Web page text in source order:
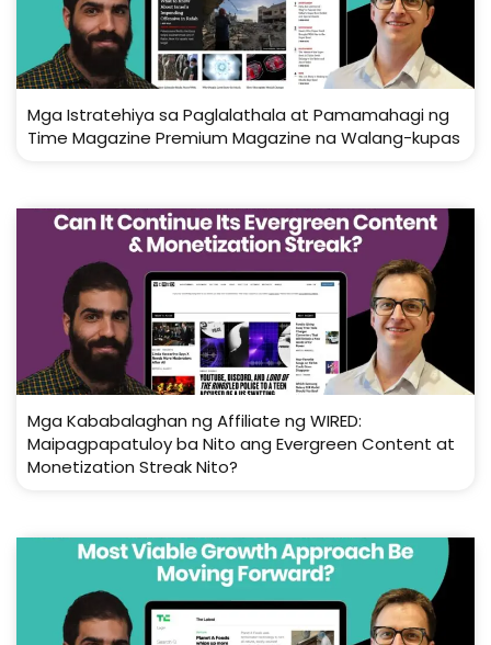
Mga Istratehiya sa Paglalathala at Pamamahagi ng
Time Magazine Premium Magazine na Walang-kupas
Mga Kababalaghan ng Affiliate ng WIRED:
Maipagpapatuloy ba Nito ang Evergreen Content at
Monetization Streak Nito?